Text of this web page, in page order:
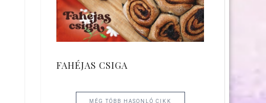
FAHÉJAS CSIGA
MÉG TÖBB HASONLÓ CIKK